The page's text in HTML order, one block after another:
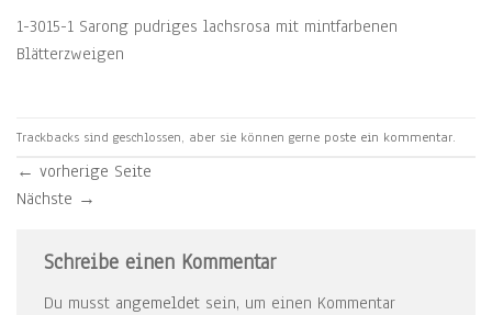
1-3015-1 Sarong pudriges lachsrosa mit mintfarbenen
Blätterzweigen
Trackbacks sind geschlossen, aber sie können gerne poste ein kommentar.
← vorherige Seite
Nächste →
Schreibe einen Kommentar
Du musst angemeldet sein, um einen Kommentar